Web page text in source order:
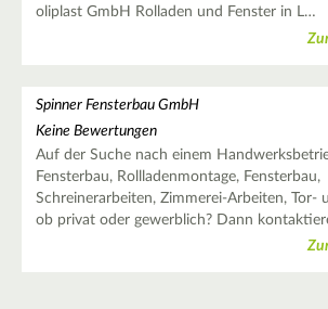
oliplast GmbH Rolladen und Fenster in L…
Spinner Fensterbau GmbH
Keine Bewertungen
Auf der Suche nach einem
Fensterbau, Rollladenmontage, Fensterbau,
Schreinerarbeiten, Zimmerei-Arbeiten, Tor-
ob privat oder gewerblich? Dann